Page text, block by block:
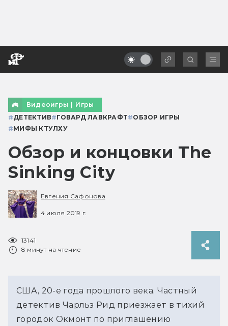
Видеоигры | Игры
#ДЕТЕКТИВ#ГОВАРД ЛАВКРАФТ#ОБЗОР ИГРЫ
#МИФЫ КТУЛХУ
Обзор и концовки The
Sinking City
Евгения Сафонова
4 июля 2019 г.
13141
8 минут на чтение
США, 20-е года прошлого века. Частный
детектив Чарльз Рид приезжает в тихий
городок Окмонт по приглашению